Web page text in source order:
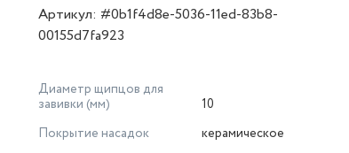
Артикул: #0b1f4d8e-5036-11ed-83b8-
00155d7fa923
Диаметр щипцов для
завивки (мм)
10
Покрытие насадок
керамическое